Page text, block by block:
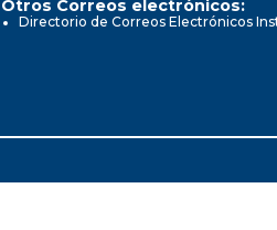
Otros Correos electrónicos:
Directorio de Correos Electrónicos